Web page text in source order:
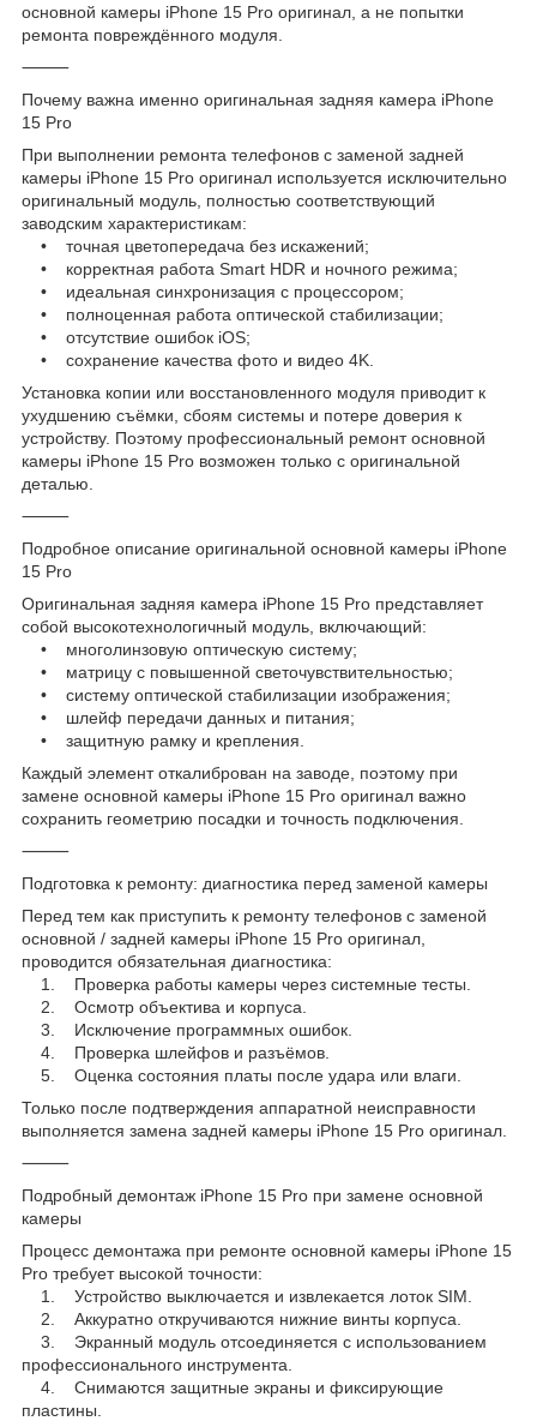
основной камеры iPhone 15 Pro оригинал, а не попытки
ремонта повреждённого модуля.
⸻
Почему важна именно оригинальная задняя камера iPhone
15 Pro
При выполнении ремонта телефонов с заменой задней
камеры iPhone 15 Pro оригинал используется исключительно
оригинальный модуль, полностью соответствующий
заводским характеристикам:
• точная цветопередача без искажений;
• корректная работа Smart HDR и ночного режима;
• идеальная синхронизация с процессором;
• полноценная работа оптической стабилизации;
• отсутствие ошибок iOS;
• сохранение качества фото и видео 4K.
Установка копии или восстановленного модуля приводит к
ухудшению съёмки, сбоям системы и потере доверия к
устройству. Поэтому профессиональный ремонт основной
камеры iPhone 15 Pro возможен только с оригинальной
деталью.
⸻
Подробное описание оригинальной основной камеры iPhone
15 Pro
Оригинальная задняя камера iPhone 15 Pro представляет
собой высокотехнологичный модуль, включающий:
• многолинзовую оптическую систему;
• матрицу с повышенной светочувствительностью;
• систему оптической стабилизации изображения;
• шлейф передачи данных и питания;
• защитную рамку и крепления.
Каждый элемент откалиброван на заводе, поэтому при
замене основной камеры iPhone 15 Pro оригинал важно
сохранить геометрию посадки и точность подключения.
⸻
Подготовка к ремонту: диагностика перед заменой камеры
Перед тем как приступить к ремонту телефонов с заменой
основной / задней камеры iPhone 15 Pro оригинал,
проводится обязательная диагностика:
1. Проверка работы камеры через системные тесты.
2. Осмотр объектива и корпуса.
3. Исключение программных ошибок.
4. Проверка шлейфов и разъёмов.
5. Оценка состояния платы после удара или влаги.
Только после подтверждения аппаратной неисправности
выполняется замена задней камеры iPhone 15 Pro оригинал.
⸻
Подробный демонтаж iPhone 15 Pro при замене основной
камеры
Процесс демонтажа при ремонте основной камеры iPhone 15
Pro требует высокой точности:
1. Устройство выключается и извлекается лоток SIM.
2. Аккуратно откручиваются нижние винты корпуса.
3. Экранный модуль отсоединяется с использованием
профессионального инструмента.
4. Снимаются защитные экраны и фиксирующие
пластины.